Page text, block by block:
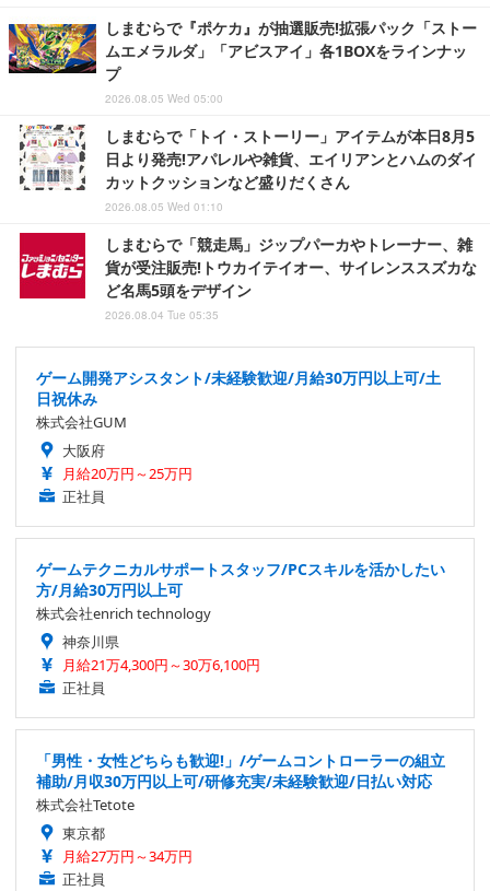
しまむらで『ポケカ』が抽選販売!拡張パック「ストー
ムエメラルダ」「アビスアイ」各1BOXをラインナッ
プ
2026.08.05 Wed 05:00
しまむらで「トイ・ストーリー」アイテムが本日8月5
日より発売!アパレルや雑貨、エイリアンとハムのダイ
カットクッションなど盛りだくさん
2026.08.05 Wed 01:10
しまむらで「競走馬」ジップパーカやトレーナー、雑
貨が受注販売!トウカイテイオー、サイレンススズカな
ど名馬5頭をデザイン
2026.08.04 Tue 05:35
ゲーム開発アシスタント/未経験歓迎/月給30万円以上可/土
日祝休み
株式会社GUM
大阪府
月給20万円～25万円
正社員
ゲームテクニカルサポートスタッフ/PCスキルを活かしたい
方/月給30万円以上可
株式会社enrich technology
神奈川県
月給21万4,300円～30万6,100円
正社員
「男性・女性どちらも歓迎!」/ゲームコントローラーの組立
補助/月収30万円以上可/研修充実/未経験歓迎/日払い対応
株式会社Tetote
東京都
月給27万円～34万円
正社員